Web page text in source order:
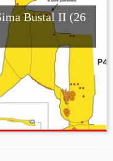
Bustal II (26